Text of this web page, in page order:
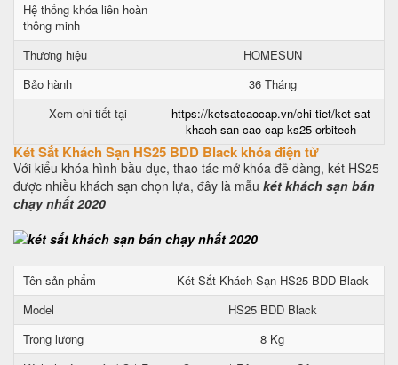
Hệ thống khóa liên hoàn
thông minh
Thương hiệu
HOMESUN
Bảo hành
36 Tháng
Xem chi tiết tại
https://ketsatcaocap.vn/chi-tiet/ket-sat-
khach-san-cao-cap-ks25-orbitech
Két Sắt Khách Sạn HS25 BDD Black khóa điện tử
Với kiểu khóa hình bầu dục, thao tác mở khóa đễ dàng, két HS25
được nhiều khách sạn chọn lựa, đây là mẫu két khách sạn bán
chạy nhất 2020
Tên sản phẩm
Két Sắt Khách Sạn HS25 BDD Black
Model
HS25 BDD Black
Trọng lượng
8 Kg